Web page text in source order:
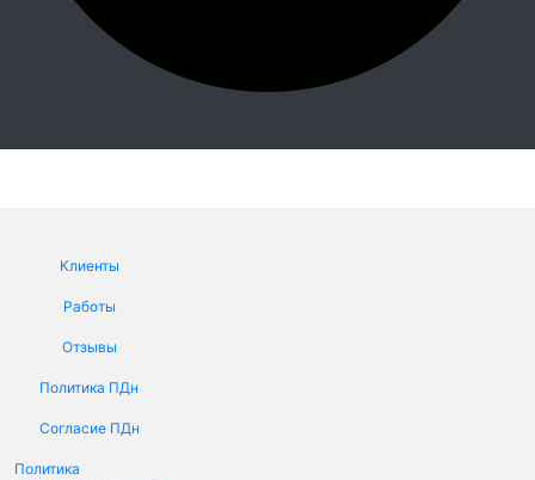
Меню в подвале
Клиенты
Работы
Отзывы
Политика ПДн
Согласие ПДн
Политика